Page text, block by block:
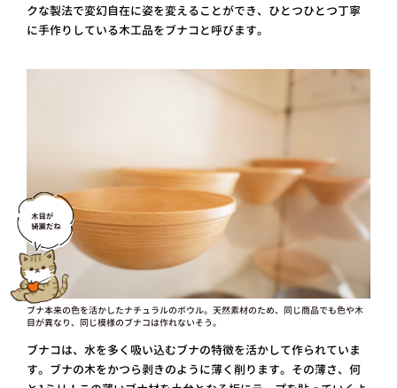
クな製法で変幻自在に姿を変えることができ、ひとつひとつ丁寧
に手作りしている木工品をブナコと呼びます。
ブナ本来の色を活かしたナチュラルのボウル。天然素材のため、同じ商品でも色や木
目が異なり、同じ模様のブナコは作れないそう。
ブナコは、水を多く吸い込むブナの特徴を活かして作られていま
す。ブナの木をかつら剥きのように薄く削ります。その薄さ、何